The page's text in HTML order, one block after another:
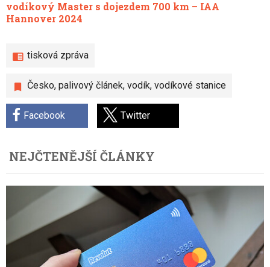
tisková zpráva
Česko, palivový článek, vodík, vodíkové stanice
Facebook Twitter
vodíkový Master s dojezdem 700 km – IAA
Hannover 2024
NEJČTENĚJŠÍ ČLÁNKY